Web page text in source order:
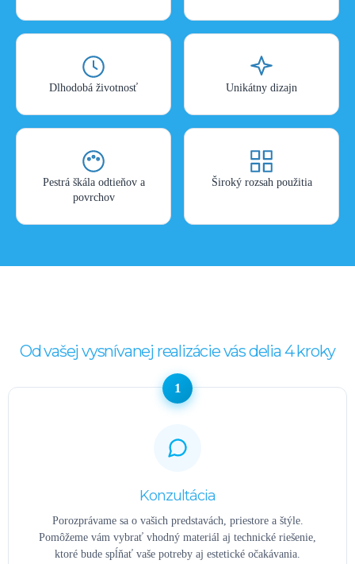
Dlhodobá životnosť Unikátny dizajn
Pestrá škála odtieňov a
povrchov
Široký rozsah použitia
Od vašej vysnívanej realizácie vás delia 4 kroky
1
Konzultácia
Porozprávame sa o vašich predstavách, priestore a štýle.
Pomôžeme vám vybrať vhodný materiál aj technické riešenie,
ktoré bude spĺňať vaše potreby aj estetické očakávania.